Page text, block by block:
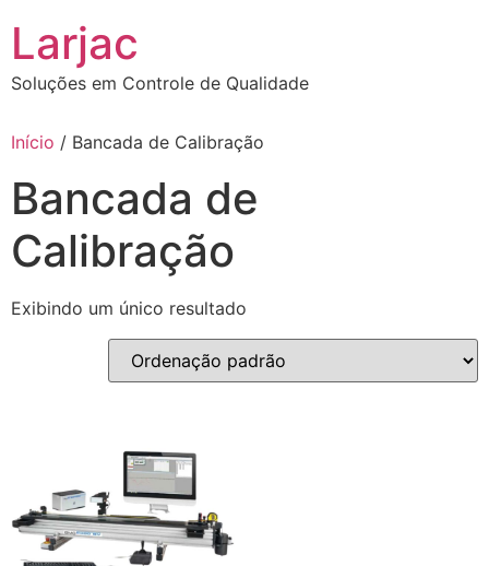
conteúdo
Larjac
Soluções em Controle de Qualidade
Início / Bancada de Calibração
Bancada de
Calibração
Exibindo um único resultado